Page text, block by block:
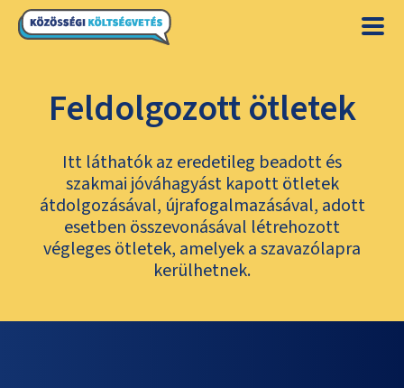
Feldolgozott ötletek
Itt láthatók az eredetileg beadott és
szakmai jóváhagyást kapott ötletek
átdolgozásával, újrafogalmazásával, adott
esetben összevonásával létrehozott
végleges ötletek, amelyek a szavazólapra
kerülhetnek.